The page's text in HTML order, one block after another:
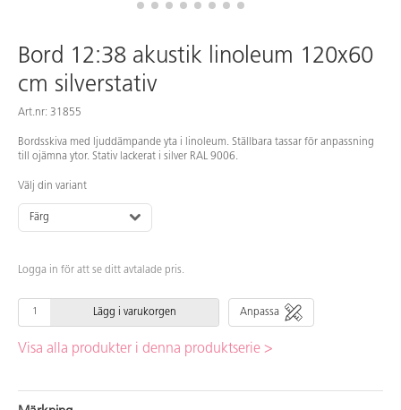
Bord 12:38 akustik linoleum 120x60
cm silverstativ
Art.nr: 31855
Bordsskiva med ljuddämpande yta i linoleum. Ställbara tassar för anpassning
till ojämna ytor. Stativ lackerat i silver RAL 9006.
Välj din variant
Färg
Logga in för att se ditt avtalade pris.
Lägg i varukorgen Anpassa
Visa alla produkter i denna produktserie >